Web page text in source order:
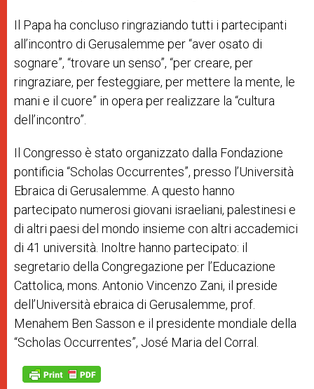
Il Papa ha concluso ringraziando tutti i partecipanti
all’incontro di Gerusalemme per “aver osato di
sognare”, “trovare un senso”, “per creare, per
ringraziare, per festeggiare, per mettere la mente, le
mani e il cuore” in opera per realizzare la “cultura
dell’incontro”.
Il Congresso è stato organizzato dalla Fondazione
pontificia “Scholas Occurrentes”, presso l’Università
Ebraica di Gerusalemme. A questo hanno
partecipato numerosi giovani israeliani, palestinesi e
di altri paesi del mondo insieme con altri accademici
di 41 università. Inoltre hanno partecipato: il
segretario della Congregazione per l’Educazione
Cattolica, mons. Antonio Vincenzo Zani, il preside
dell’Università ebraica di Gerusalemme, prof.
Menahem Ben Sasson e il presidente mondiale della
“Scholas Occurrentes”, José Maria del Corral.